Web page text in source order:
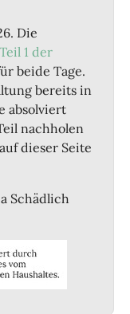
Die
Teil 1 der
beide Tage.
bereits in
absolviert
nachholen
dieser Seite
Schädlich